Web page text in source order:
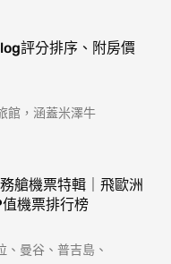
評分排序、附房價
館，涵蓋米澤牛
艙機票特輯｜飛歐洲
機票排行榜
曼谷、普吉島、